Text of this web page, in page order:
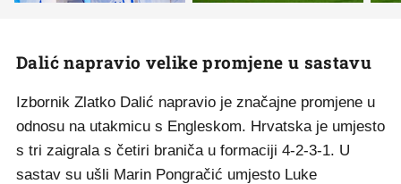
Dalić napravio velike promjene u sastavu
Izbornik Zlatko Dalić napravio je značajne promjene u
odnosu na utakmicu s Engleskom. Hrvatska je umjesto
s tri zaigrala s četiri braniča u formaciji 4-2-3-1. U
sastav su ušli Marin Pongračić umjesto Luke